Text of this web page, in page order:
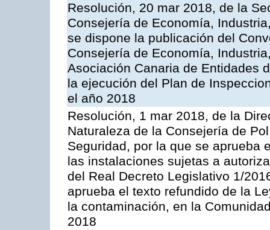
Resolución, 20 mar 2018, de la
Consejería de Economía,
se dispone la publicación del
Consejería de Economía,
Asociación Canaria de Entidades
la ejecución del Plan de
el año 2018
Resolución, 1 mar 2018, de la
Naturaleza de la Consejería de
Seguridad, por la que se aprueba
las instalaciones sujetas a
del Real Decreto Legislativo 1/
aprueba el texto refundido de la
la contaminación, en la
2018